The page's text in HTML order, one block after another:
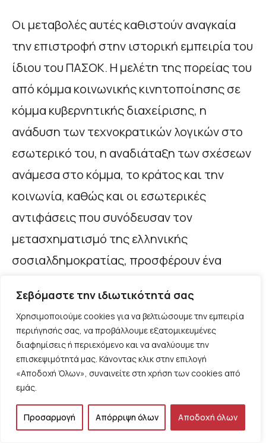
Σεβόμαστε την ιδιωτικότητά σας
Χρησιμοποιούμε cookies για να βελτιώσουμε την εμπειρία
περιήγησής σας, να προβάλλουμε εξατομικευμένες
διαφημίσεις ή περιεχόμενο και να αναλύουμε την
επισκεψιμότητά μας. Κάνοντας κλικ στην επιλογή
«Αποδοχή Όλων», συναινείτε στη χρήση των cookies από
εμάς.
Προσαρμογή Απόρριψη όλων Αποδοχή όλων
Οι μεταβολές αυτές καθιστούν αναγκαία
την επιστροφή στην ιστορική εμπειρία του
ίδιου του ΠΑΣΟΚ. Η μελέτη της πορείας του
από κόμμα κοινωνικής κινητοποίησης σε
κόμμα κυβερνητικής διαχείρισης, η
ανάδυση των τεχνοκρατικών λογικών στο
εσωτερικό του, η αναδιάταξη των σχέσεων
ανάμεσα στο κόμμα, το κράτος και την
κοινωνία, καθώς και οι εσωτερικές
αντιφάσεις που συνόδευσαν τον
μετασχηματισμό της ελληνικής
σοσιαλδημοκρατίας, προσφέρουν ένα
την κατανόηση των σύγχρονων εξελίξεων.
Η σημασία της συζήτησης αυτής
καθίσταται ακόμη μεγαλύτερη υπό το φως
της πρόσφατης εμφάνισης της ΕΛ.Α.Σ. υπό
την ηγεσία του Αλέξη Τσίπρα. Το νέο
εγχείρημα δεν εμφανίζεται σε ένα πολιτικό